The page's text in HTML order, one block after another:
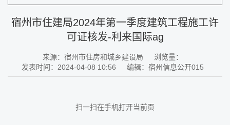
宿州市住建局2024年第一季度建筑工程施工许
可证核发-利来国际ag
来源：宿州市住房和城乡建设局
浏览量：
发表时间：2024-04-08 10:56
编辑：宿州信息公开015
扫一扫在手机打开当前页